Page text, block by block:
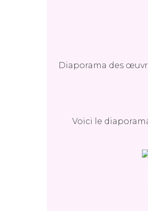
Diaporama des
Voici le